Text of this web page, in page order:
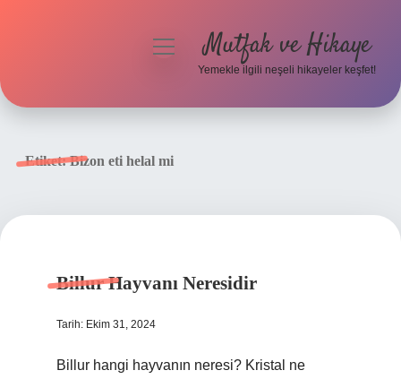
menüyüMutfak ve Hikaye
Yemekle ilgili neşeli hikayeler keşfet!
Etiket:Bizon eti helal mi
Billur Hayvanı Neresidir
Tarih: Ekim 31, 2024
Billur hangi hayvanın neresi? Kristal ne